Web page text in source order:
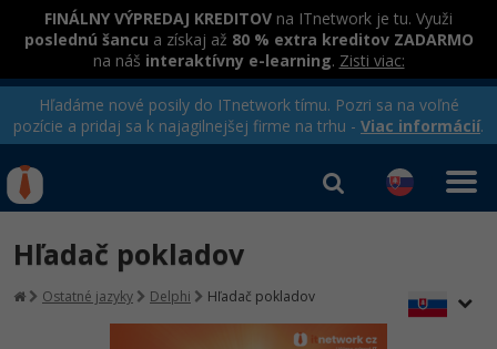
FINÁLNY VÝPREDAJ KREDITOV na ITnetwork je tu. Využi
poslednú šancu a získaj až 80 % extra kreditov ZADARMO
na náš interaktívny e-learning. Zisti viac:
Hľadáme nové posily do ITnetwork tímu. Pozri sa na voľné
pozície a pridaj sa k najagilnejšej firme na trhu - Viac informácií.
Rekvalifikačné kurzy
hradené úradom práce
IT e-learning
Kurzy programovania
Prihlásiť sa| Registrovať
Hľadač pokladov
Ostatné jazyky Delphi Hľadač pokladov